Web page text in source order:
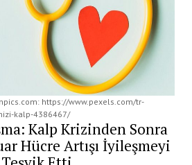
https://www.pexels.com/tr-
kalp-4386467/
Kalp Krizinden Sonra
Hücre Artışı İyileşmeyi